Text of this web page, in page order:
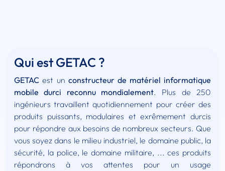
Qui est GETAC ?
GETAC est un constructeur de matériel informatique
mobile durci reconnu mondialement. Plus de 250
ingénieurs travaillent quotidiennement pour créer des
produits puissants, modulaires et exrêmement durcis
pour répondre aux besoins de nombreux secteurs. Que
vous soyez dans le milieu industriel, le domaine public, la
sécurité, la police, le domaine militaire, ... ces produits
répondrons à vos attentes pour un usage